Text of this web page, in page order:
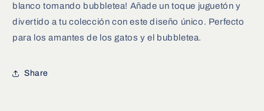
blanco tomando bubbletea! Añade un toque juguetón y
divertido a tu colección con este diseño único. Perfecto
para los amantes de los gatos y el bubbletea.
Share